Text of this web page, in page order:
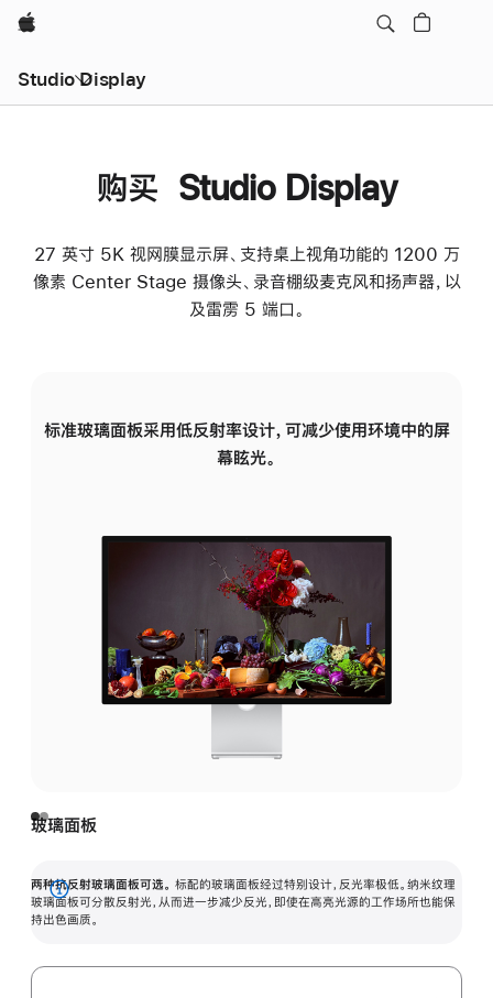
Apple
Studio Display
购买 Studio Display
27 英寸 5K 视网膜显示屏、支持桌上视角功能的 1200 万
像素 Center Stage 摄像头、录音棚级麦克风和扬声器，以
及雷雳 5 端口。
标准玻璃面板采用低反射率设计，可减少使用环境中的屏
幕眩光。
玻璃面板
两种抗反射玻璃面板可选。 标配的玻璃面板经过特别设计，反光率极低。纳米纹理
玻璃面板可分散反射光，从而进一步减少反光，即使在高亮光源的工作场所也能保
持出色画质。
展
开